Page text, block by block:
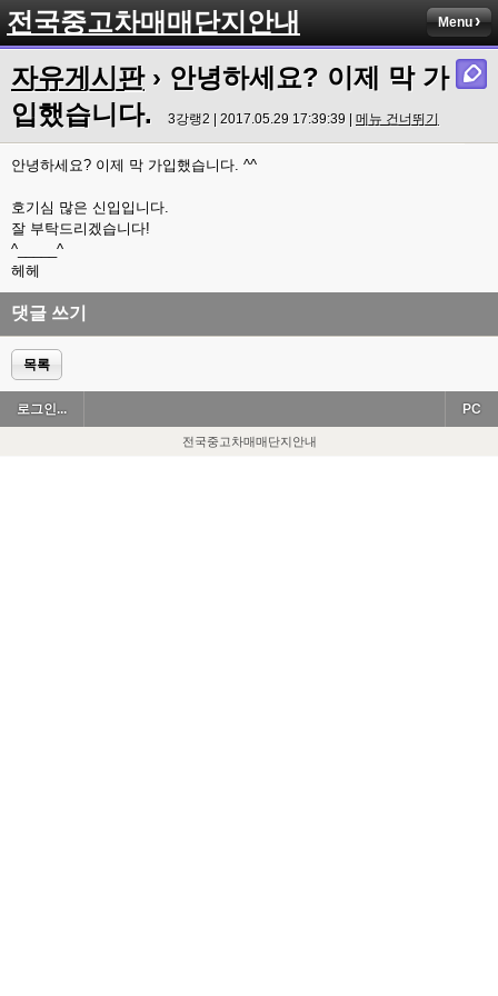
전국중고차매매단지안내 Menu
자유게시판› 안녕하세요? 이제 막 가
입했습니다.
3강랭2 | 2017.05.29 17:39:39 | 메뉴 건너뛰기
안녕하세요? 이제 막 가입했습니다. ^^
호기심 많은 신입입니다.
잘 부탁드리겠습니다!
^_____^
헤헤
댓글 쓰기
목록
로그인... PC
전국중고차매매단지안내